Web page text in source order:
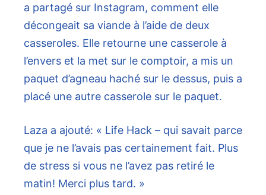
a partagé sur Instagram, comment elle
décongeait sa viande à l’aide de deux
casseroles. Elle retourne une casserole à
l’envers et la met sur le comptoir, a mis un
paquet d’agneau haché sur le dessus, puis a
placé une autre casserole sur le paquet.
Laza a ajouté: « Life Hack – qui savait parce
que je ne l’avais pas certainement fait. Plus
de stress si vous ne l’avez pas retiré le
matin! Merci plus tard. »